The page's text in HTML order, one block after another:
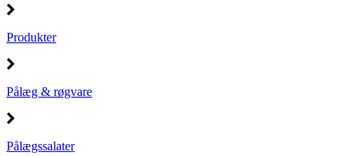
Produkter
Pålæg & røgvare
Pålægssalater